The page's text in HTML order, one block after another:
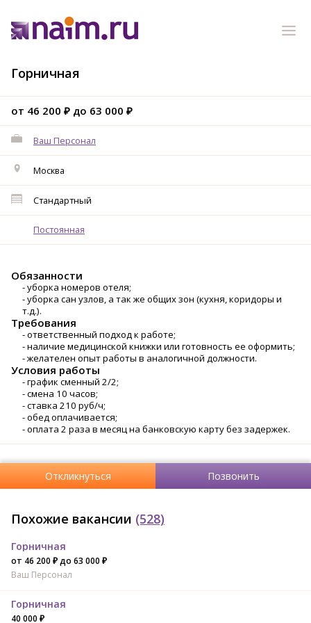
Горничная
от 46 200 ₽ до 63 000 ₽
Ваш Персонал
Москва
Стандартный
Постоянная
Обязанности
- уборка номеров отеля;
- уборка сан узлов, а так же общих зон (кухня, коридоры и
т.д.).
Требования
- ответственный подход к работе;
- наличие медицинской книжки или готовность ее оформить;
- желателен опыт работы в аналогичной должности.
Условия работы
- график сменный 2/2;
- смена 10 часов;
- ставка 210 руб/ч;
- обед оплачивается;
- оплата 2 раза в месяц на банковскую карту без задержек.
Откликнуться Позвонить
Похожие вакансии (528)
Горничная
от 46 200 ₽ до 63 000 ₽
Ваш Персонал
Горничная
40 000 ₽